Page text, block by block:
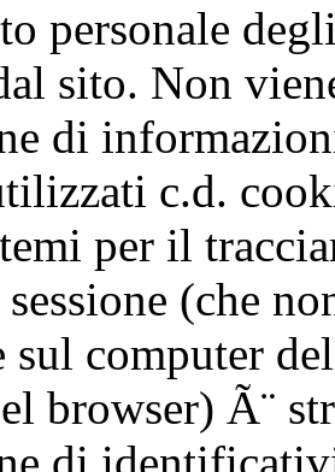
personale
sito. Non
di
c.d.
per il
(che
sul computer
browser) Ã¨